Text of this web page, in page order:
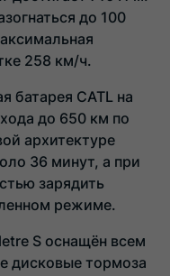
до 100
258 км/ч.
батарея CATL на
хода до 650 км по
архитектуре
36 минут, а при
зарядить
режиме.
S оснащён всем
дисковые тормоза